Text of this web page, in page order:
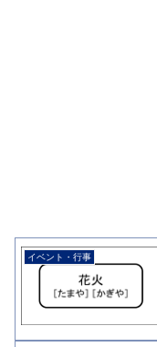
イベント・行事